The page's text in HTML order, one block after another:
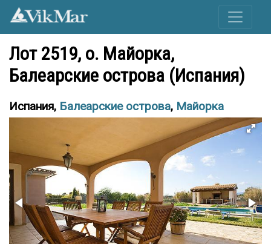
Лот 2519, o. Майорка,
Балеарские острова (Испания)
Испания, Балеарские острова, Майорка